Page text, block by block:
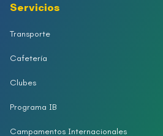
Servicios
Transporte
Cafetería
Clubes
Programa IB
Campamentos Internacionales